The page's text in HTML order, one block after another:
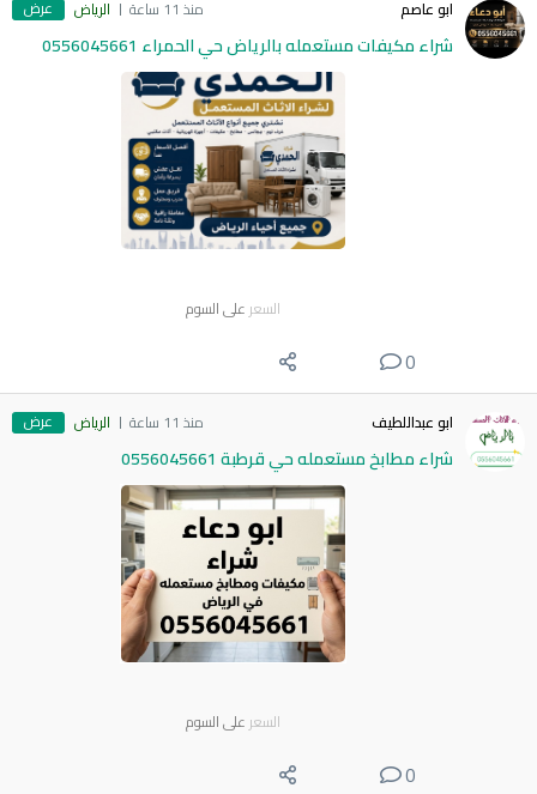
ابو عاصم منذ 11 ساعة الرياض عرض
شراء مكيفات مستعمله بالرياض حي الحمراء 0556045661
السعر على السوم
0
ابو عبداللطيف منذ 11 ساعة الرياض عرض
شراء مطابخ مستعمله حي قرطبة 0556045661
السعر على السوم
0